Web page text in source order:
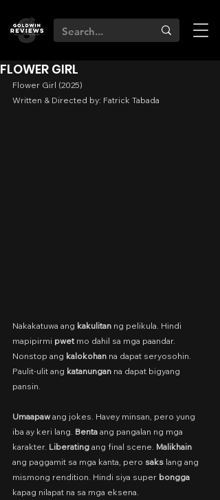
FLOWER GIRL
Flower Girl (2025)
Written & Directed by: Fatrick Tabada
Nakakatuwa ang kakulitan ng pelikula. Hindi
mapipirmi pwet mo dahil sa mga paandar.
Nonstop ang kalokohan na dapat seryosohin.
Paulit-ulit ang katanungan na dapat bigyang
pansin.
Umaapaw ang jokes. Havey minsan, pero yung
iba ay keri lang. Benta ang pangalan ng mga
karakter. Liberating ang final scene. Malikhain
ang paggamit sa mga kanta, pero saks lang ang
mismong rendition. Hindi siya super bongga
kapag nilapat na sa mga eksena.